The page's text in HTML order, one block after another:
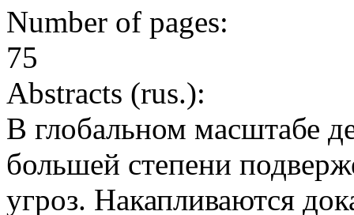
Number of pages:
75
Abstracts (rus.):
В глобальном масштабе
большей степени
угроз. Накапливаются